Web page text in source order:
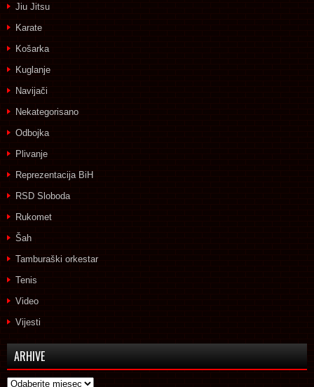
Jiu Jitsu
Karate
Košarka
Kuglanje
Navijači
Nekategorisano
Odbojka
Plivanje
Reprezentacija BiH
RSD Sloboda
Rukomet
Šah
Tamburaški orkestar
Tenis
Video
Vijesti
ARHIVE
Arhive